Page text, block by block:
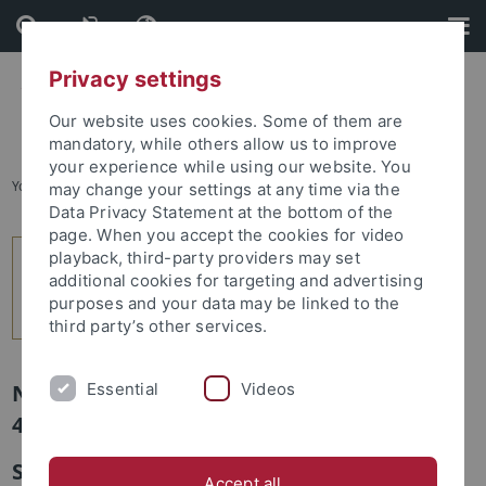
Skip
to
content
Skip
to
footer
You are here: Startseite ... 2
Newsletter Uni Tübingen aktuell Nr.
4/2014: Forschung
Sicherheit in deutschen Städten
Privacy settings
Our website uses cookies. Some of them are
mandatory, while others allow us to improve
your experience while using our website. You
may change your settings at any time via the
Data Privacy Statement at the bottom of the
page. When you accept the cookies for video
playback, third-party providers may set
additional cookies for targeting and advertising
purposes and your data may be linked to the
third party’s other services.
Essential Videos